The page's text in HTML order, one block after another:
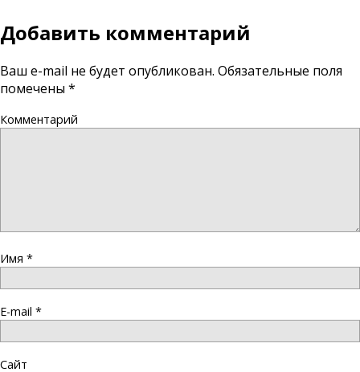
Добавить комментарий
Ваш e-mail не будет опубликован. Обязательные поля
помечены *
Комментарий
Имя *
E-mail *
Сайт